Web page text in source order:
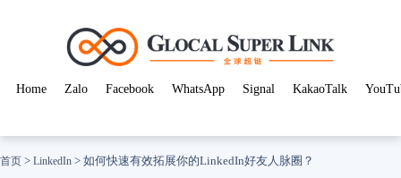
Home Zalo Facebook WhatsApp Signal KakaoTalk
首页 > LinkedIn > 如何快速有效拓展你的LinkedIn好友人脉圈？